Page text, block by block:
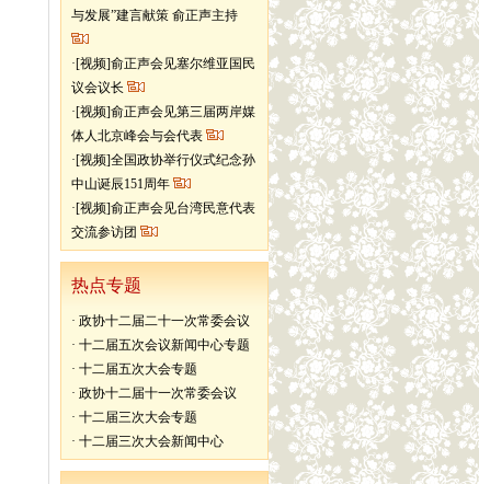
与发展”建言献策 俞正声主持
·[视频]俞正声会见塞尔维亚国民
议会议长
·[视频]俞正声会见第三届两岸媒
体人北京峰会与会代表
·[视频]全国政协举行仪式纪念孙
中山诞辰151周年
·[视频]俞正声会见台湾民意代表
交流参访团
热点专题
·政协十二届二十一次常委会议
·十二届五次会议新闻中心专题
·十二届五次大会专题
·政协十二届十一次常委会议
·十二届三次大会专题
·十二届三次大会新闻中心